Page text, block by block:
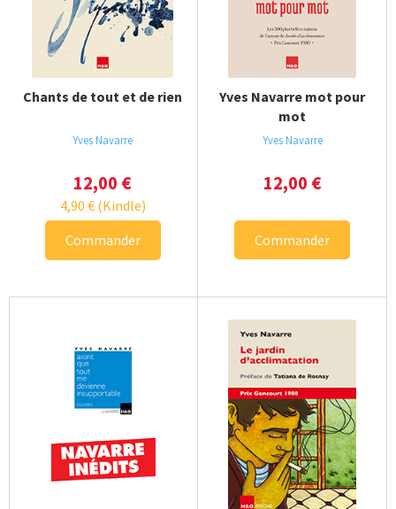
Chants de tout et de rien
Yves Navarre
12,00 €
4,90 €(Kindle)
Commander
Yves Navarre mot pour
mot
Yves Navarre
12,00 €
Commander